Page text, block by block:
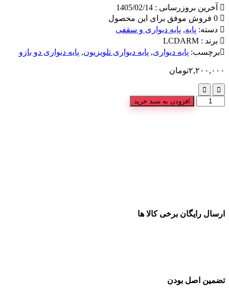
مشتری
آخرین بروزرسانی : 1405/02/14
دسته: پایه, پایه دیواری و سقفی
برند : LCDARM
برچسب: پایه دیواری, پایه دیواری تلویزیون, پایه دیواری دو بازو
۲,۲۰۰,۰۰۰تومان
افزودن به سبد خرید
ارسال رایگان برخی کالا ها
تضمین اصل بودن